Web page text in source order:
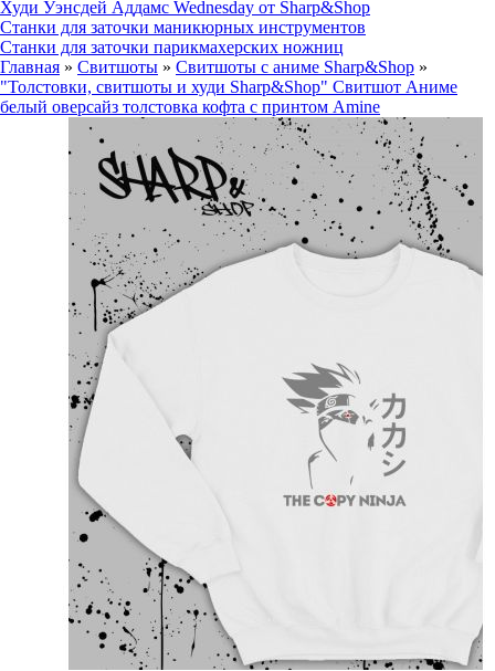
Худи Уэнсдей Аддамс Wednesday от Sharp&Shop
Станки для заточки маникюрных инструментов
Станки для заточки парикмахерских ножниц
Главная » Свитшоты » Свитшоты с аниме Sharp&Shop »
"Толстовки, свитшоты и худи Sharp&Shop" Свитшот Аниме
белый оверсайз толстовка кофта с принтом Amine